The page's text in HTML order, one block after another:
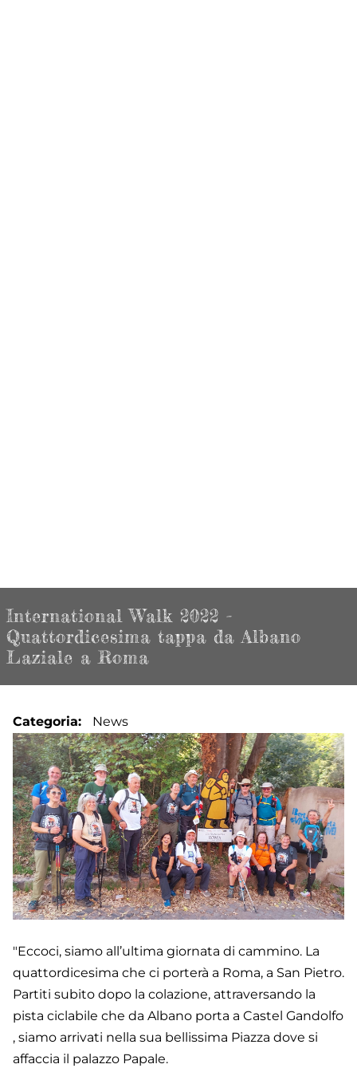
International Walk 2022 -
Quattordicesima tappa da Albano
Laziale a Roma
Categoria News
"Eccoci, siamo all’ultima giornata di cammino. La
quattordicesima che ci porterà a Roma, a San Pietro.
Partiti subito dopo la colazione, attraversando la
pista ciclabile che da Albano porta a Castel Gandolfo
, siamo arrivati nella sua bellissima Piazza dove si
affaccia il palazzo Papale.